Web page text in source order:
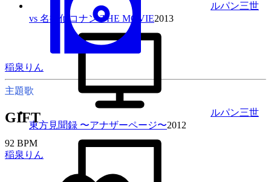
ルパン三世
vs 名探偵コナン THE MOVIE2013
ルパン三世
東方見聞録 〜アナザーページ〜2012
稲泉りん
主題歌
GIFT
92 BPM
稲泉りん